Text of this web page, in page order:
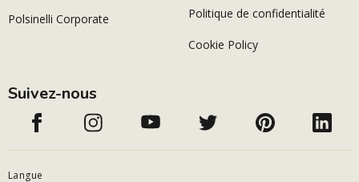
Polsinelli Corporate Politique de confidentialité
Cookie Policy
Suivez-nous
Langue